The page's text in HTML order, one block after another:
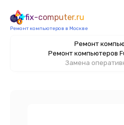
fix-computer.ru
Ремонт компьютеров в Москве
Ремонт
Ремонт компьютеров
Замена